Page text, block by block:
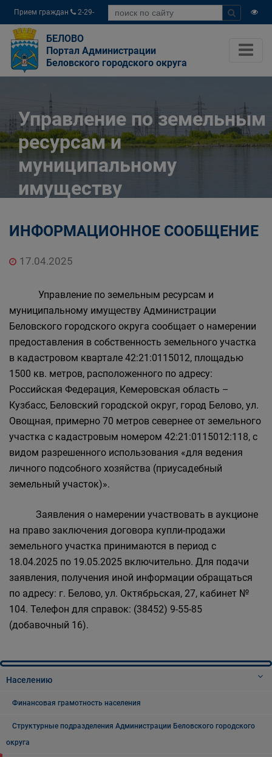
Прием граждан
2-29-
04
БЕЛОВО
Портал Администрации
Беловского городского округа
Управление по земельным
ресурсам и
муниципальному
имуществу
Беловского городского
округа
Структурные подразделения Администрации
Беловского городского округа
Управление по земельным ресурсам и
муниципальному имуществу Администрации
Беловского городского округа
ИНФОРМАЦИОННОЕ СООБЩЕНИЕ
17.04.2025
Управление по земельным ресурсам и
муниципальному имуществу Администрации
Беловского городского округа сообщает о намерении
предоставления в собственность земельного участка
в кадастровом квартале 42:21:0115012, площадью
1500 кв. метров, расположенного по адресу:
Российская Федерация, Кемеровская область –
Кузбасс, Беловский городской округ, город Белово, ул.
Овощная, примерно 70 метров севернее от земельного
участка с кадастровым номером 42:21:0115012:118, с
видом разрешенного использования «для ведения
личного подсобного хозяйства (приусадебный
земельный участок)».
Заявления о намерении участвовать в аукционе
на право заключения договора купли-продажи
земельного участка принимаются в период с
18.04.2025 по 19.05.2025 включительно. Для подачи
заявления, получения иной информации обращаться
по адресу: г. Белово, ул. Октябрьская, 27, кабинет №
104. Телефон для справок: (38452) 9-55-85
(добавочный 16).
Населению
Финансовая грамотность населения
Структурные подразделения Администрации Беловского городского
округа